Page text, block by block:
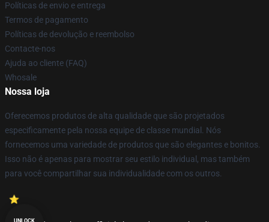
Políticas de envio e entrega
Termos de pagamento
Políticas de devolução e reembolso
Contacte-nos
Ajuda ao cliente (FAQ)
Whosale
Nossa loja
Oferecemos produtos de alta qualidade que são projetados
especificamente pela nossa equipe de classe mundial. Nós
fornecemos uma variedade de produtos que são elegantes e bonitos.
Isso não é apenas para mostrar seu estilo individual, mas também
para você compartilhar sua individualidade com os outros.
UNLOCK